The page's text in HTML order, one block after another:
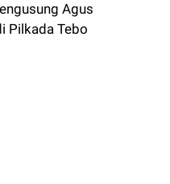
Agus
Pilkada Tebo